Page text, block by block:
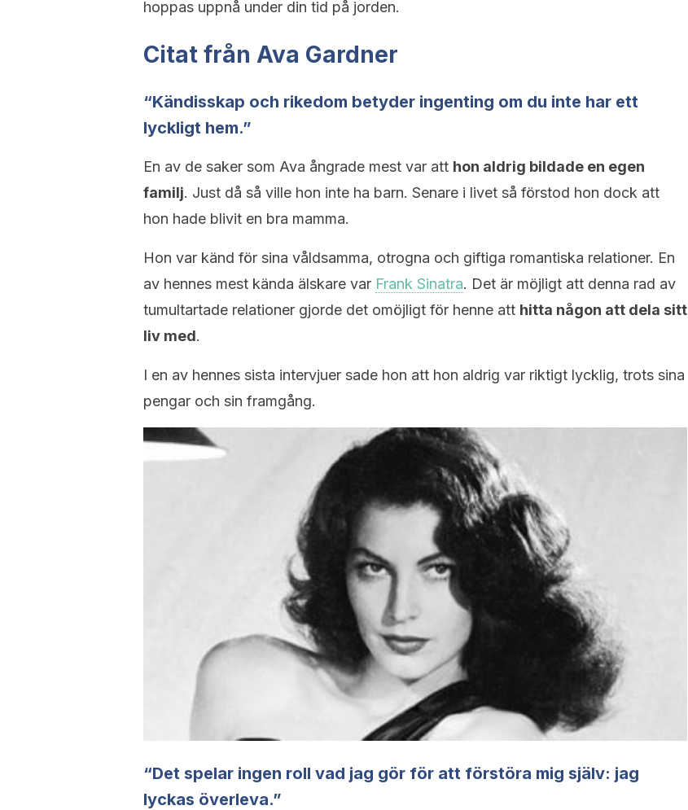
hoppas uppnå under din tid på jorden.
Citat från Ava Gardner
“Kändisskap och rikedom betyder ingenting om du inte har ett
lyckligt hem.”
En av de saker som Ava ångrade mest var att hon aldrig bildade en egen
familj. Just då så ville hon inte ha barn. Senare i livet så förstod hon dock att
hon hade blivit en bra mamma.
Hon var känd för sina våldsamma, otrogna och giftiga romantiska relationer. En
av hennes mest kända älskare var Frank Sinatra. Det är möjligt att denna rad av
tumultartade relationer gjorde det omöjligt för henne att hitta någon att dela sitt
liv med.
I en av hennes sista intervjuer sade hon att hon aldrig var riktigt lycklig, trots sina
pengar och sin framgång.
“Det spelar ingen roll vad jag gör för att förstöra mig själv: jag
lyckas överleva.”